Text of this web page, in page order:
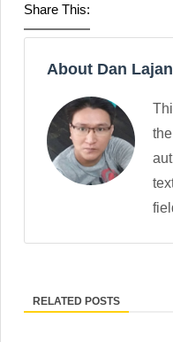
Share This:
About Dan
RELATED POSTS